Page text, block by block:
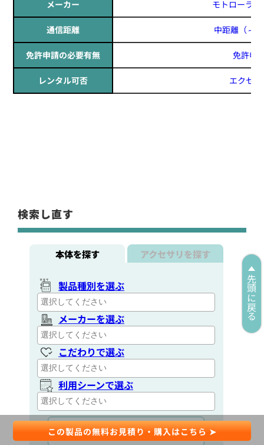
メーカー モトローラ
通信距離 中距離（～
免許申請の必要有無 免許申
レンタル可否 エクセ
検索し直す
本体を探す アクセサリを探す
製品種別を選ぶ
メーカーを選ぶ
こだわりで選ぶ
利用シーンで選ぶ
通信距離を選ぶ
さらに条件を絞る
この製品の無料お見積り・購入はこちら ➤
先頭に戻る